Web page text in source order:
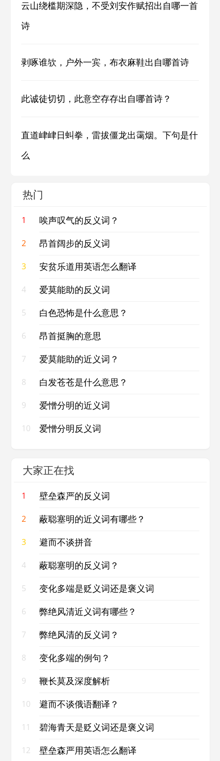
云山绕槛期深隐，不受刘安作赋招出自哪一首
诗
剥啄谁欤，户外一宾，布衣麻鞋出自哪首诗
此诚徒切切，此意空存存出自哪首诗？
直道峍峍日虯拳，雷拔僵龙出霭烟。下句是什
么
热门
1 唉声叹气的反义词？
2 昂首阔步的反义词
3 安贫乐道用英语怎么翻译
4 爱莫能助的反义词
5 白色恐怖是什么意思？
6 昂首挺胸的意思
7 爱莫能助的近义词？
8 白发苍苍是什么意思？
9 爱憎分明的近义词
10 爱憎分明反义词
大家正在找
1 壁垒森严的反义词
2 蔽聪塞明的近义词有哪些？
3 避而不谈拼音
4 蔽聪塞明的反义词？
5 变化多端是贬义词还是褒义词
6 弊绝风清近义词有哪些？
7 弊绝风清的反义词？
8 变化多端的例句？
9 鞭长莫及深度解析
10 避而不谈俄语翻译？
11 碧海青天是贬义词还是褒义词
12 壁垒森严用英语怎么翻译